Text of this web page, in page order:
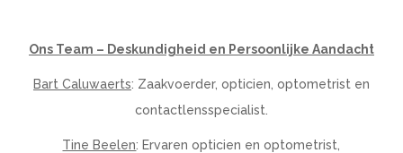
Ons Team – Deskundigheid en Persoonlijke Aandacht
Bart Caluwaerts: Zaakvoerder, opticien, optometrist en
contactlensspecialist.
Tine Beelen: Ervaren opticien en optometrist,